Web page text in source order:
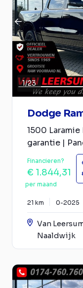
1/23
Dodge
1500
garantie |
Financieren?
€ 1.844,31
per maand
21 km 0-2025
Van
Naaldwijk